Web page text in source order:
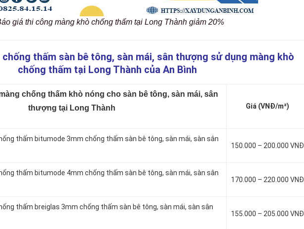
giá thi công màng khò chống thấm tại Long Thành giảm 20%
thấm sàn bê tông, sàn mái, sân thượng sử dụng màng khò
chống thấm tại Long Thành của An Bình
chống thấm khò nóng cho sàn bê tông, sàn mái, sân
thượng tại Long Thành
Giá (VNĐ/m²)
thấm bitumode 3mm chống thấm sàn bê tông, sàn mái, sàn sân
150.000 – 200.000 VNĐ
thấm bitumode 4mm chống thấm sàn bê tông, sàn mái, sàn sân
170.000 – 220.000 VNĐ
thấm breiglas 3mm chống thấm sàn bê tông, sàn mái, sàn sân
155.000 – 205.000 VNĐ